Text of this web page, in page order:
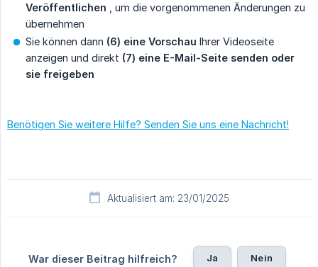
Veröffentlichen , um die vorgenommenen Änderungen zu
übernehmen
Sie können dann (6) eine Vorschau Ihrer Videoseite
anzeigen und direkt (7) eine E-Mail-Seite senden oder
sie freigeben
Benötigen Sie weitere Hilfe? Senden Sie uns eine Nachricht!
Aktualisiert am: 23/01/2025
War dieser Beitrag hilfreich? Ja Nein